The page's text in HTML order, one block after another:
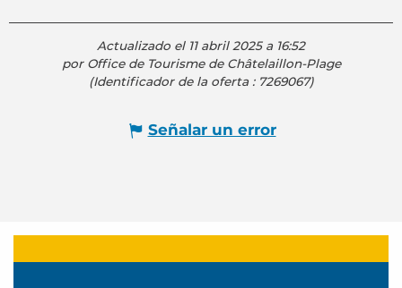
Actualizado el 11 abril 2025 a 16:52
por Office de Tourisme de Châtelaillon-Plage
(Identificador de la oferta : 7269067)
Señalar un error